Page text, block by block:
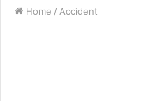
Home / Accident